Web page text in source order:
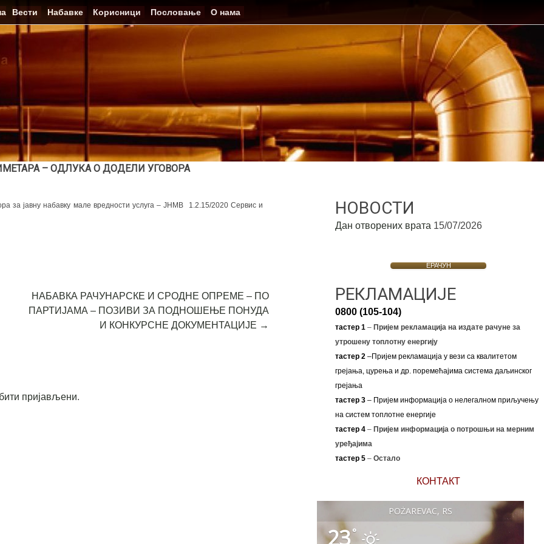
Вести Набавке Корисници Пословање О нама
– ОДЛУКА О ДОДЕЛИ УГОВОРА
за јавну набавку мале вредности услуга – ЈНМВ 1.2.15/2020 Сервис и
НАБАВКА РАЧУНАРСКЕ И СРОДНЕ ОПРЕМЕ – ПО
ПАРТИЈАМА – ПОЗИВИ ЗА ПОДНОШЕЊЕ ПОНУДА
И КОНКУРСНЕ ДОКУМЕНТАЦИЈЕ →
бити пријављени.
НОВОСТИ
Дан отворених врата 15/07/2026
ЕРАЧУН
РЕКЛАМАЦИЈЕ
0800 (105-104)
тастер 1–Пријем рекламација на издате рачуне за
утрошену топлотну енергију
тастер 2–Пријем рекламација у вези са квалитетом
грејања, цурења и др. поремећајима система даљинског
грејања
тастер 3– Пријем информација о нелегалном приључењу
на систем топлотне енергије
тастер 4 – Пријем информација о потрошњи на мерним
уређајима
тастер 5 – Остало
КОНТАКТ
POŽAREVAC, RS
23°